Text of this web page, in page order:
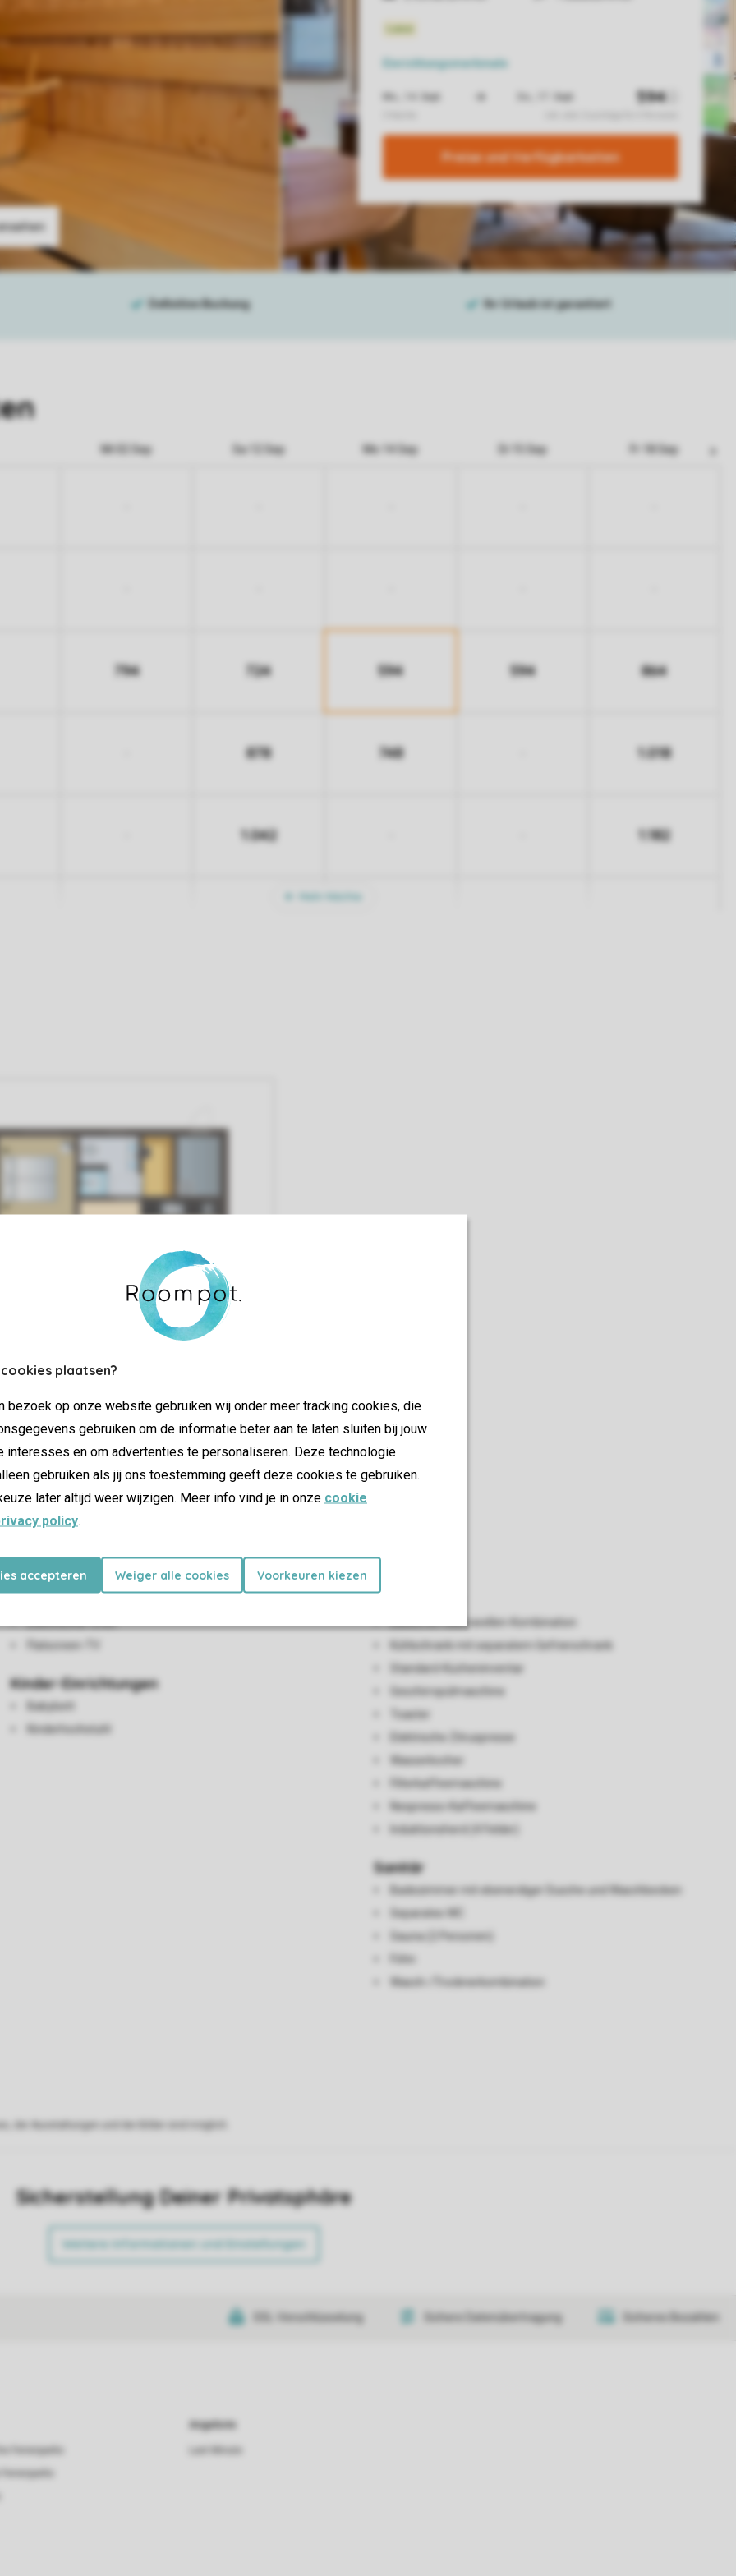
plaatsen?
bezoek op onze website gebruiken wij onder meer tracking cookies, die
gebruiken om de informatie beter aan te laten sluiten bij jouw
interesses en om advertenties te personaliseren. Deze technologie
gebruiken als jij ons toestemming geeft deze cookies te gebruiken.
later altijd weer wijzigen. Meer info vind je in onze cookie
policy.
accepteren Weiger alle cookies Voorkeuren kiezen
Einrichtungsmerkmale
Preise und Verfügbarkeiten
Mi 02 Sep Sa 12 Sep Mo 14 Sep Di 15 Sep Fr 18 Sep
794 724 594 594 864
878 748 1.018
1.042 1.182
Wohn-/Esszimmer
Flatscreen-TV
Kinder-Einrichtungen
Babybett
Kinderhochstuhl
Backofen-Mikrowellen-Kombination
Kühlschrank mit separatem Gefrierschrank
Standard-Kücheninventar
Geschirrspülmaschine
Toaster
Elektrische Zitruspresse
Wasserkocher
Filterkaffeemaschine
Nespresso-Kaffeemaschine
Induktionsherd (4 Felder)
Sanitär
Badezimmer mit ebenerdiger Dusche und Waschbecken
Separates WC
Sauna (2 Personen)
Wasch-/Trocknerkombination
Sicherstellung Deiner Privatsphäre
Weitere Informationen und Einstellungen
SSL-Verschlüsselung Sichere Datenübertragung Sicheres Bezahlen
Angebote